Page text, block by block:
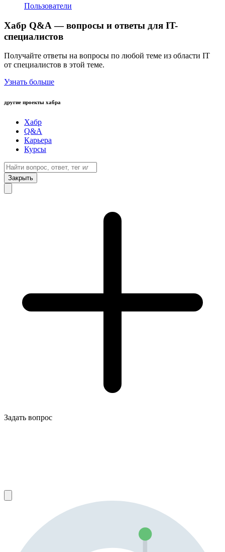
Пользователи
Хабр Q&A — вопросы и ответы для IT-
специалистов
Получайте ответы на вопросы по любой теме из области IT
от специалистов в этой теме.
Узнать больше
другие проекты хабра
Хабр
Q&A
Карьера
Курсы
Закрыть
Задать вопрос